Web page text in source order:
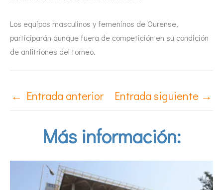
Los equipos masculinos y femeninos de Ourense,
participarán aunque fuera de competición en su condición
de anfitriones del torneo.
← Entrada anterior Entrada siguiente →
Más información: